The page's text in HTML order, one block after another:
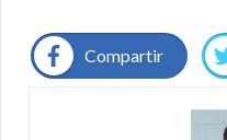
Compartir